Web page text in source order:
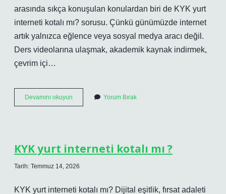
arasında sıkça konuşulan konulardan biri de KYK yurt
interneti kotalı mı? sorusu. Çünkü günümüzde internet
artık yalnızca eğlence veya sosyal medya aracı değil.
Ders videolarına ulaşmak, akademik kaynak indirmek,
çevrim içi…
Devamını okuyun
yurt
Yorum Bırak
KYK yurt interneti kotalı mı ?
Tarih: Temmuz 14, 2026
KYK yurt interneti kotalı mı? Dijital eşitlik, fırsat adaleti